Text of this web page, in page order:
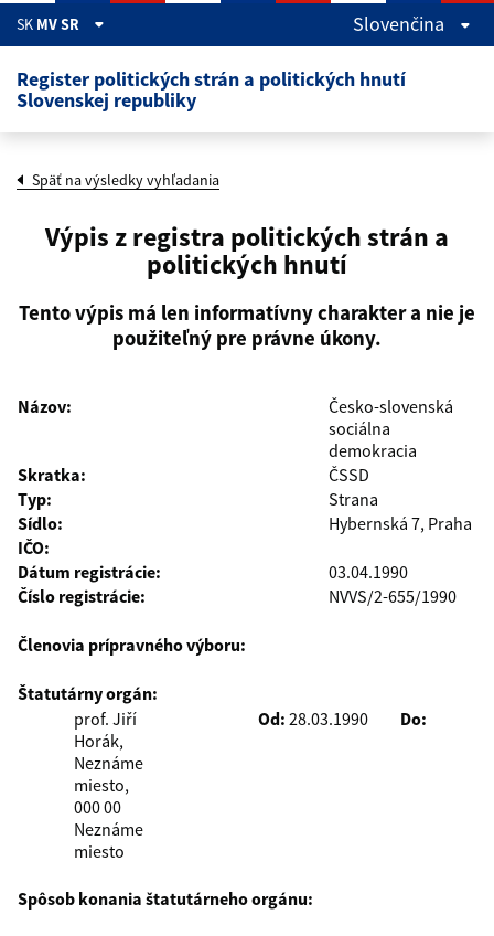
Skočiť na hlavný obsah
SK MV SR Slovenčina
Register politických strán a politických hnutí
Slovenskej republiky
Späť na výsledky vyhľadania
Výpis z registra politických strán a
politických hnutí
Tento výpis má len informatívny charakter a nie je
použiteľný pre právne úkony.
Názov:
Česko-slovenská
sociálna
demokracia
Skratka:
ČSSD
Typ:
Strana
Sídlo:
Hybernská 7, Praha
IČO:
Dátum registrácie:
03.04.1990
Číslo registrácie:
NVVS/2-655/1990
Členovia prípravného výboru:
Štatutárny orgán:
prof. Jiří
Horák,
Neznáme
miesto,
000 00
Neznáme
miesto
Od: 28.03.1990 Do:
Spôsob konania štatutárneho orgánu: